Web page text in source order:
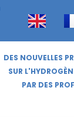
DES NOUVELLES
SUR
PAR DES